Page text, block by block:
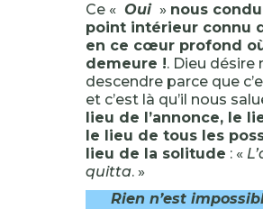
Ce « Oui » nous
point intérieur connu
en ce cœur profond
demeure !. Dieu désire
descendre parce que
et c’est là qu’il nous
lieu de l’annonce, le
le lieu de tous les
lieu de la solitude : «
quitta. »
Rien n’est